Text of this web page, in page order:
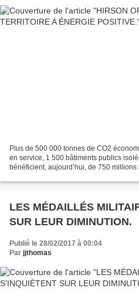
Plus de 500 000 tonnes de CO2
en service, 1 500 bâtiments publics
bénéficient, aujourd’hui, de 750
LES MÉDAILLÉS
SUR LEUR DIMINUTION.
Publié le 28/02/2017 à 00:04
Par jjthomas